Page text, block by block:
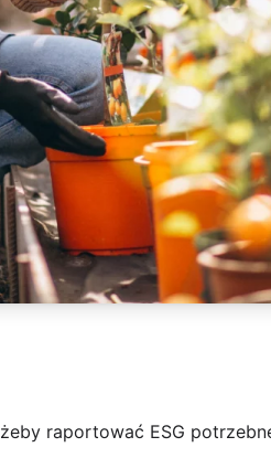
raportować ESG